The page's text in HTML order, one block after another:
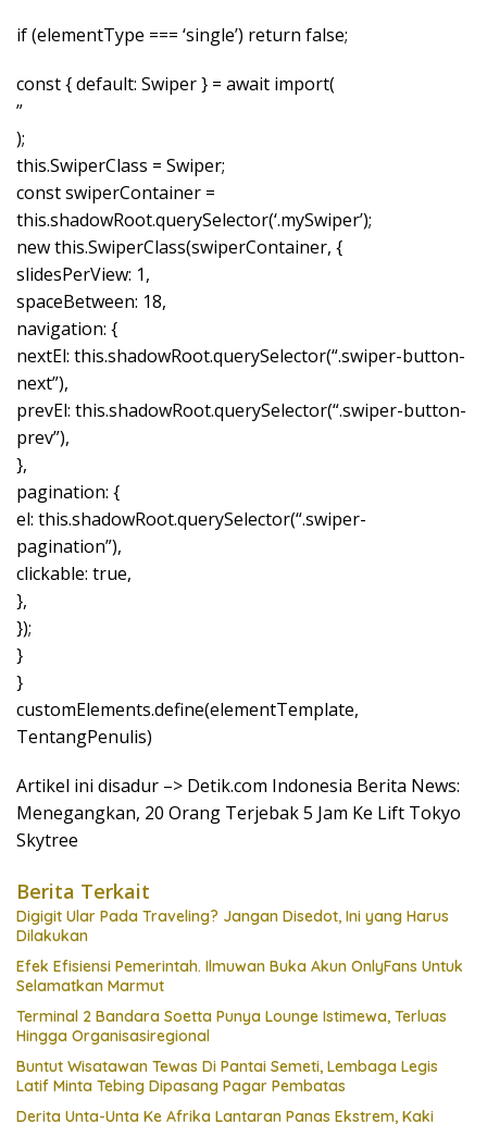
if (elementType === ‘single’) return false;
const { default: Swiper } = await import(
”
);
this.SwiperClass = Swiper;
const swiperContainer =
this.shadowRoot.querySelector(‘.mySwiper’);
new this.SwiperClass(swiperContainer, {
slidesPerView: 1,
spaceBetween: 18,
navigation: {
nextEl: this.shadowRoot.querySelector(“.swiper-button-
next”),
prevEl: this.shadowRoot.querySelector(“.swiper-button-
prev”),
},
pagination: {
el: this.shadowRoot.querySelector(“.swiper-
pagination”),
clickable: true,
},
});
}
}
customElements.define(elementTemplate,
TentangPenulis)
Artikel ini disadur –> Detik.com Indonesia Berita News:
Menegangkan, 20 Orang Terjebak 5 Jam Ke Lift Tokyo
Skytree
Berita Terkait
Digigit Ular Pada Traveling? Jangan Disedot, Ini yang Harus
Dilakukan
Efek Efisiensi Pemerintah. Ilmuwan Buka Akun OnlyFans Untuk
Selamatkan Marmut
Terminal 2 Bandara Soetta Punya Lounge Istimewa, Terluas
Hingga Organisasiregional
Buntut Wisatawan Tewas Di Pantai Semeti, Lembaga Legis
Latif Minta Tebing Dipasang Pagar Pembatas
Derita Unta-Unta Ke Afrika Lantaran Panas Ekstrem, Kaki